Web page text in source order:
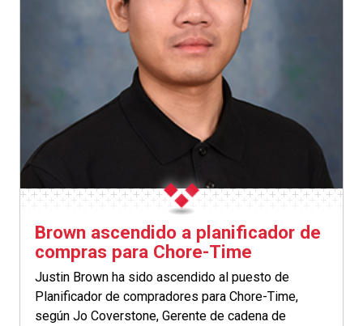
Brown ascendido a planificador de
compras para Chore-Time
Justin Brown ha sido ascendido al puesto de
Planificador de compradores para Chore-Time,
según Jo Coverstone, Gerente de cadena de